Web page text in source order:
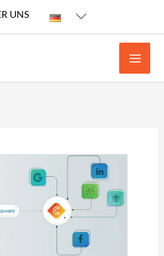
UNS